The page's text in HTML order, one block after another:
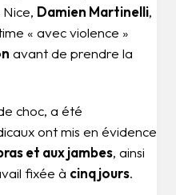
Damien Martinelli,
« avec violence »
avant de prendre la
choc, a été
ont mis en évidence
et aux jambes, ainsi
fixée à cinq jours.